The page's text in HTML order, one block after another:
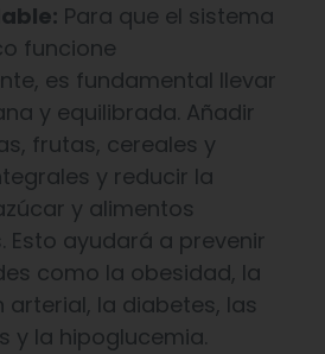
Para que el sistema
funcione
es fundamental llevar
y equilibrada. Añadir
frutas, cereales y
y reducir la
y alimentos
Esto ayudará a prevenir
como la obesidad, la
arterial, la diabetes, las
y la hipoglucemia.